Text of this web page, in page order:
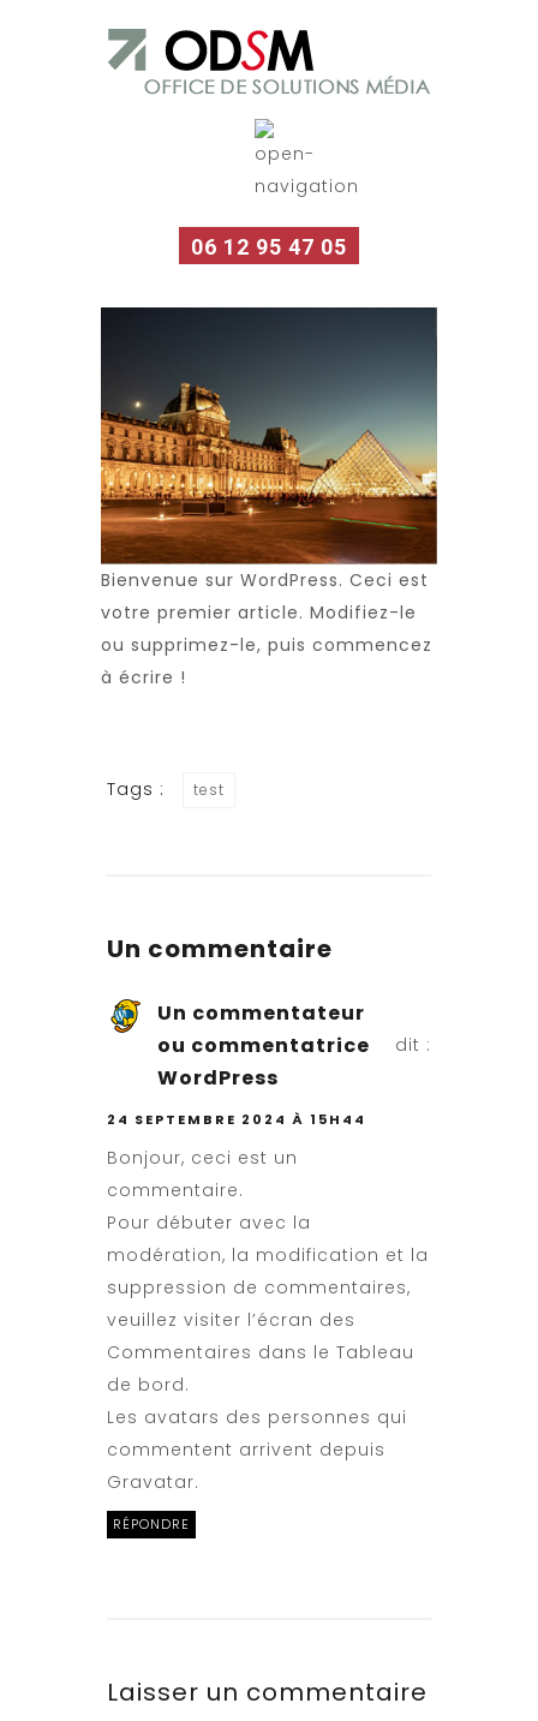
06 12 95 47 05
Bienvenue sur WordPress. Ceci est
votre premier article. Modifiez-le
ou supprimez-le, puis commencez
à écrire !
Tags : test
Un commentaire
Un commentateur
ou commentatrice
WordPress
dit :
24 SEPTEMBRE 2024 À 15H44
Bonjour, ceci est un
commentaire.
Pour débuter avec la
modération, la modification et la
suppression de commentaires,
veuillez visiter l’écran des
Commentaires dans le Tableau
de bord.
Les avatars des personnes qui
commentent arrivent depuis
Gravatar.
RÉPONDRE
Laisser un commentaire